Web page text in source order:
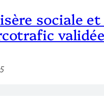
sociale